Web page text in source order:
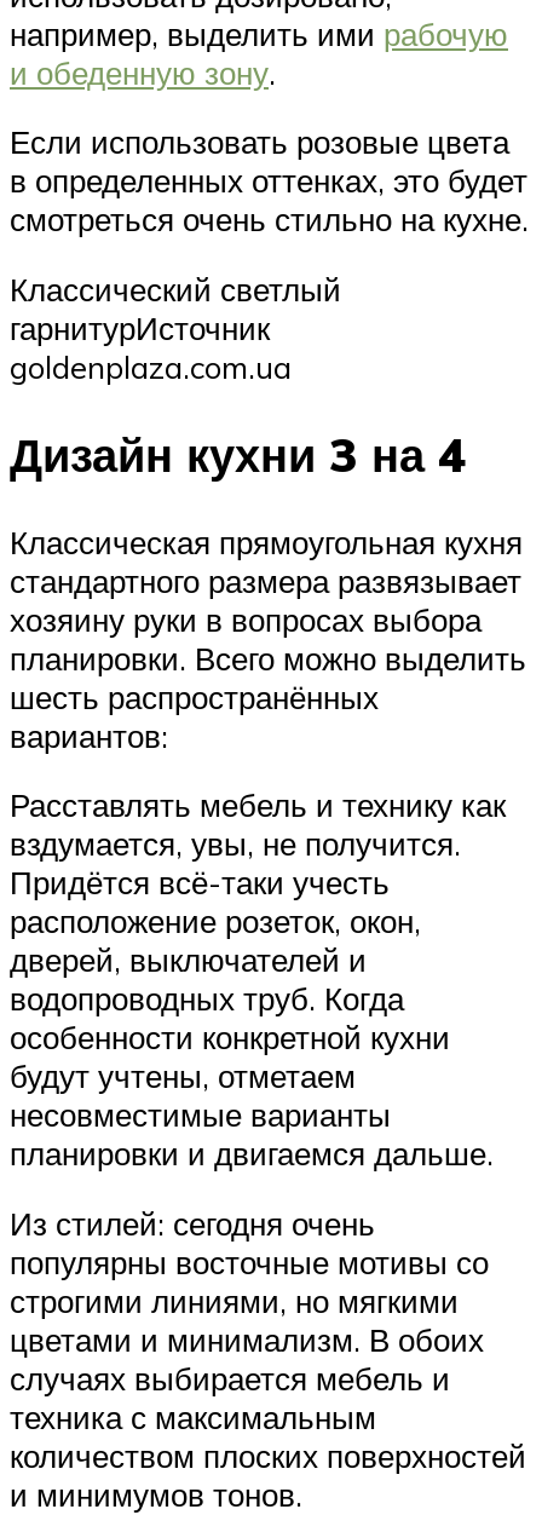
например, выделить ими рабочую
и обеденную зону.
Если использовать розовые цвета
в определенных оттенках, это будет
смотреться очень стильно на кухне.
Классический светлый
гарнитурИсточник
goldenplaza.com.ua
Дизайн кухни 3 на 4
Классическая прямоугольная кухня
стандартного размера развязывает
хозяину руки в вопросах выбора
планировки. Всего можно выделить
шесть распространённых
вариантов:
Расставлять мебель и технику как
вздумается, увы, не получится.
Придётся всё-таки учесть
расположение розеток, окон,
дверей, выключателей и
водопроводных труб. Когда
особенности конкретной кухни
будут учтены, отметаем
несовместимые варианты
планировки и двигаемся дальше.
Из стилей: сегодня очень
популярны восточные мотивы со
строгими линиями, но мягкими
цветами и минимализм. В обоих
случаях выбирается мебель и
техника с максимальным
количеством плоских поверхностей
и минимумов тонов.